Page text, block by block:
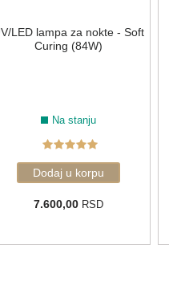
LED lampa za nokte - Soft
Curing (84W)
Na stanju
7.600,00 RSD